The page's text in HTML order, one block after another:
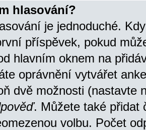
hlasování?
je jednoduché.
příspěvek, pokud
hlavním oknem na
oprávnění vytvářet
dvě možnosti (nastavte
. Můžete také přidat
volbu. Počet